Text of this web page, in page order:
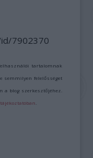
7902370
tartalomnak
semmilyen felelősséget
a blog szerkesztőjéhez.